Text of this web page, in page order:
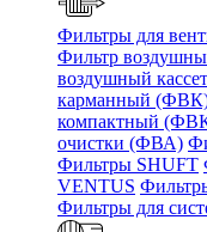
Фильтры для
Фильтр
воздушный
карманный
компактный
очистки (ФВА)
Фильтры SHUFT
VENTUS
Фильтры для